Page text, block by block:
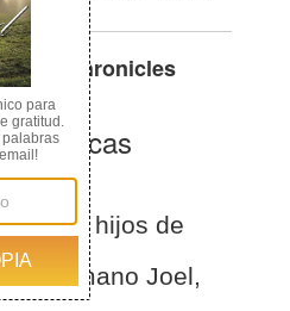
de 1 Chronicles
Américas
Los hijos de
su hermano Joel,